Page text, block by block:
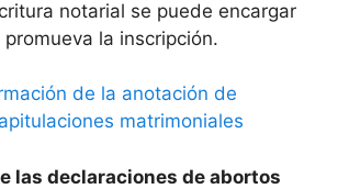
notarial se puede encargar
la inscripción.
de la anotación de
matrimoniales
las declaraciones de abortos